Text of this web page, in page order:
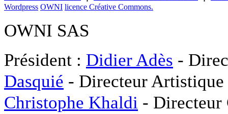
Wordpress OWNI licence Créative Commons.
OWNI SAS
Président : Didier Adès -
Dasquié - Directeur
Christophe Khaldi -